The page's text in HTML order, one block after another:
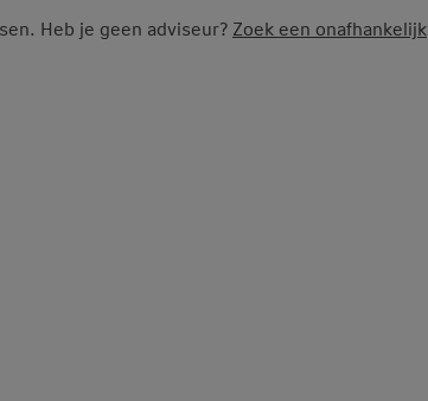
Heb je geen adviseur? Zoek een onafhankelijk